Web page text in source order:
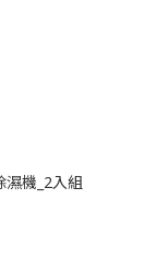
機_2入組